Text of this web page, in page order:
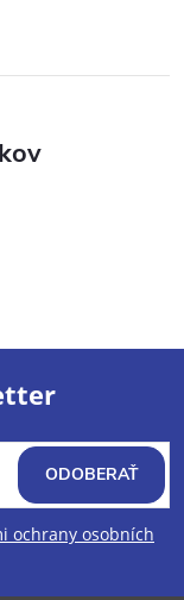
ochrany osobních
ODOBERAŤ